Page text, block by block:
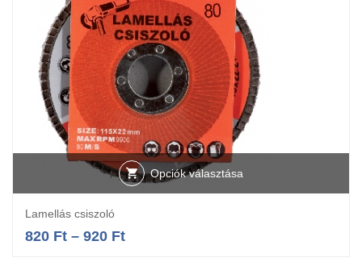
Opciók választása
Lamellás csiszoló
820 Ft – 920 Ft